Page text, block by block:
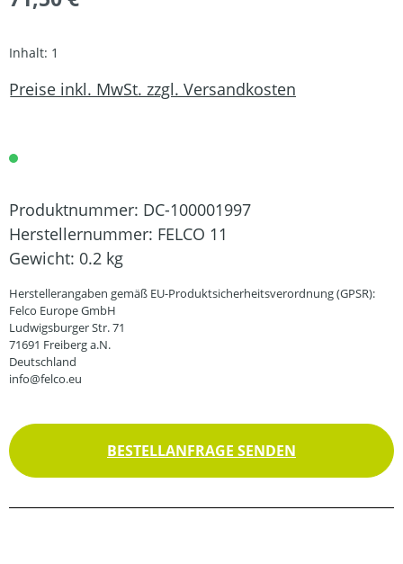
Inhalt: 1
Preise inkl. MwSt. zzgl. Versandkosten
Produktnummer: DC-100001997
Herstellernummer: FELCO 11
Gewicht: 0.2 kg
Herstellerangaben gemäß EU-Produktsicherheitsverordnung (GPSR):
Felco Europe GmbH
Ludwigsburger Str. 71
71691 Freiberg a.N.
Deutschland
info@felco.eu
BESTELLANFRAGE SENDEN